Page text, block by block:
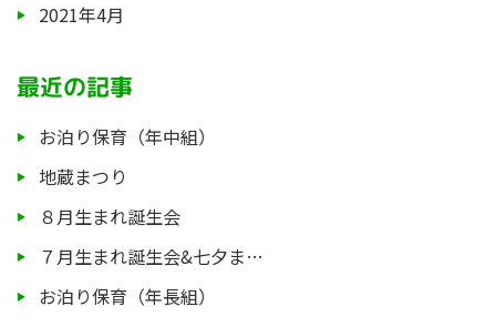
2021年4月
最近の記事
お泊り保育（年中組）
地蔵まつり
８月生まれ誕生会
７月生まれ誕生会&七夕ま…
お泊り保育（年長組）